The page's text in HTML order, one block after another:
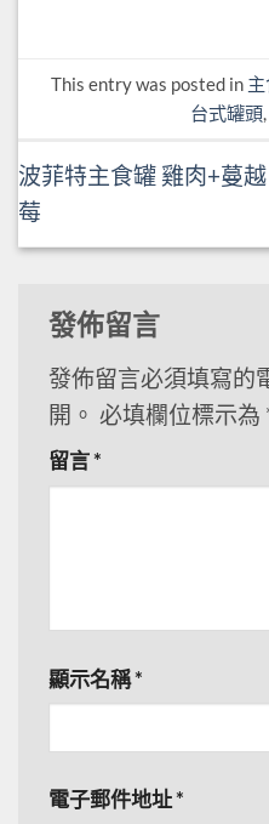
This entry was posted in
台式罐頭,
波菲特主食罐 雞肉+蔓越
莓
發佈留言
發佈留言必須填寫的
開。 必填欄位標示為
留言*
顯示名稱*
電子郵件地址*